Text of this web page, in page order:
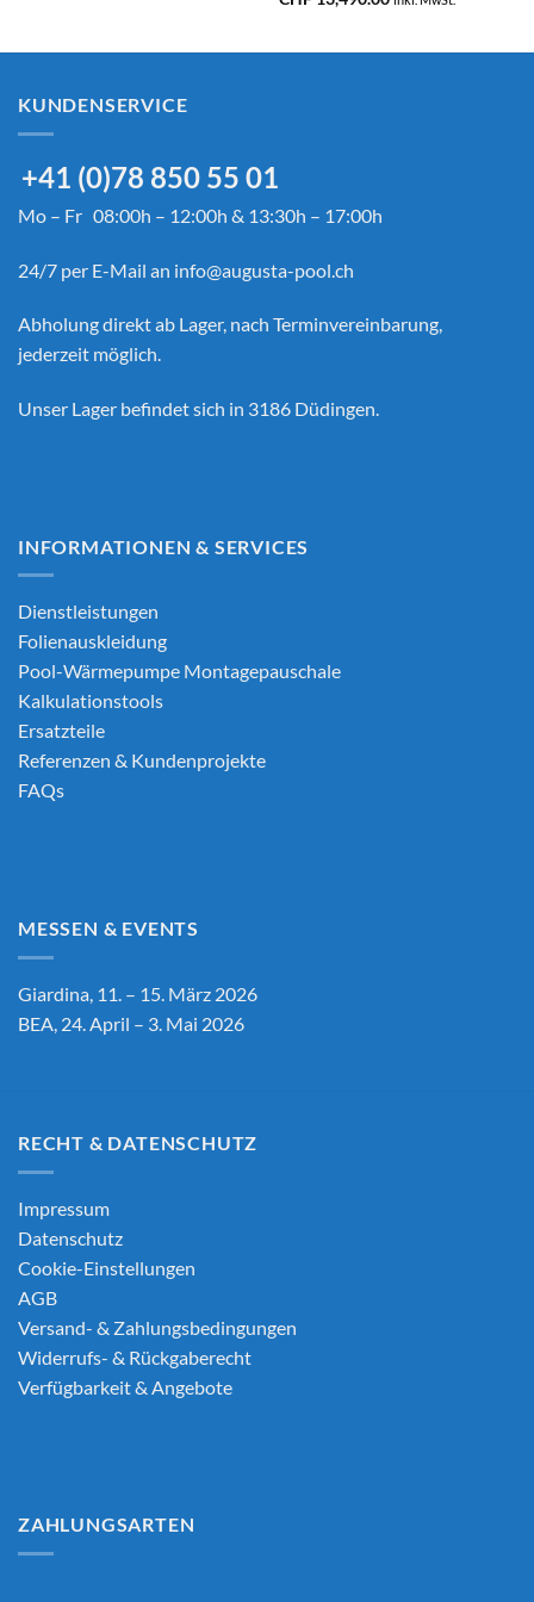
KUNDENSERVICE
+41 (0)78 850 55 01
Mo – Fr 08:00h – 12:00h & 13:30h – 17:00h
24/7 per E-Mail an info@augusta-pool.ch
Abholung direkt ab Lager, nach Terminvereinbarung,
jederzeit möglich.
Unser Lager befindet sich in 3186 Düdingen.
INFORMATIONEN & SERVICES
Dienstleistungen
Folienauskleidung
Pool-Wärmepumpe Montagepauschale
Kalkulationstools
Ersatzteile
Referenzen & Kundenprojekte
FAQs
MESSEN & EVENTS
Giardina, 11. – 15. März 2026
BEA, 24. April – 3. Mai 2026
RECHT & DATENSCHUTZ
Impressum
Datenschutz
Cookie-Einstellungen
AGB
Versand- & Zahlungsbedingungen
Widerrufs- & Rückgaberecht
Verfügbarkeit & Angebote
ZAHLUNGSARTEN